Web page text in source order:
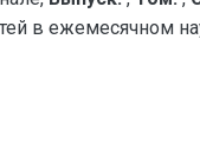
в ежемесячном